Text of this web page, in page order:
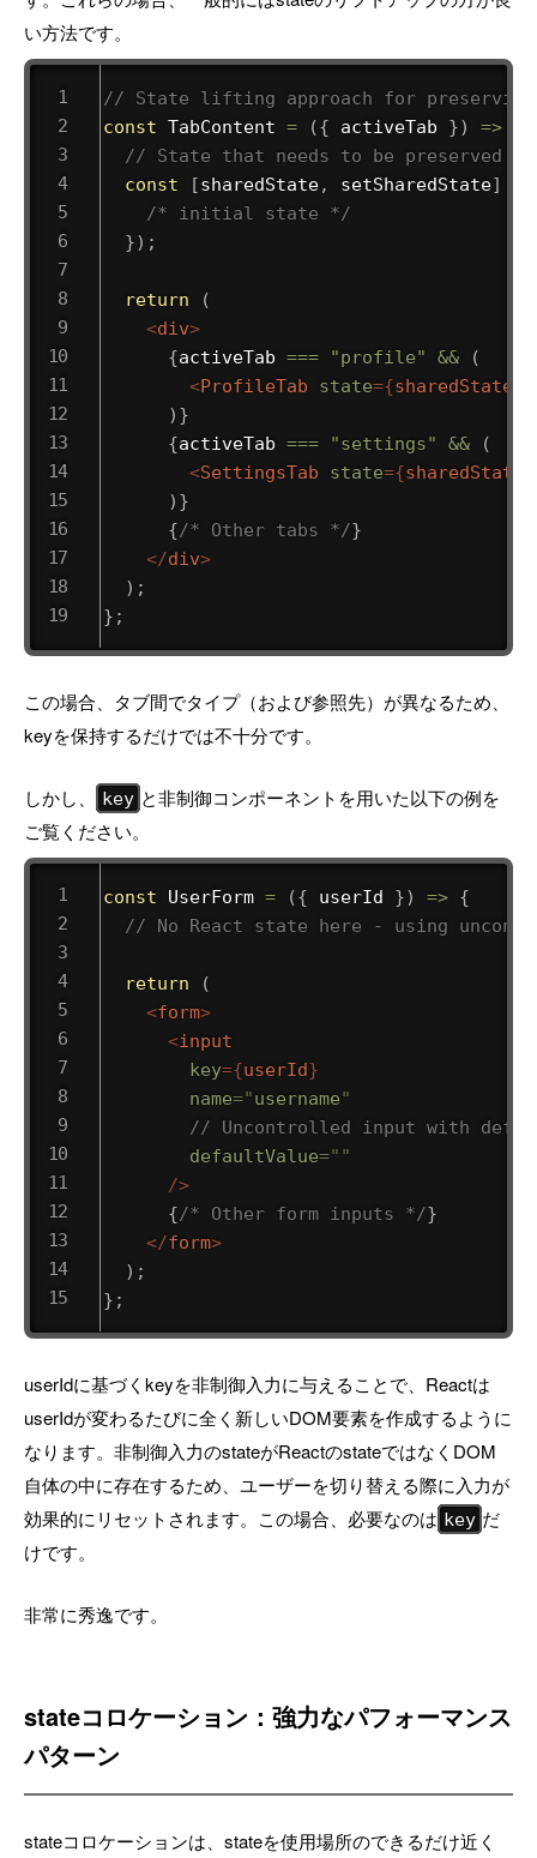
い方法です。
// State lifting approach for
const TabContent = ({ activeTab }) =>
// State that needs to be preserved
const
[sharedState, setSharedState]
/* initial state */
}) ;
return
(
<div>
{activeTab === "profile" &&
(
<ProfileTab state={sharedState
) }
{activeTab === "settings" &&
(
<SettingsTab state={sharedState
) }
{/* Other tabs */}
</div>
) ;
} ;
この場合、タブ間でタイプ（および参照先）が異なるため、
keyを保持するだけでは不十分です。
しかし、 key と非制御コンポーネントを用いた以下の例を
ご覧ください。
const UserForm = ({ userId }) => {
// No React state here - using
return
(
<form>
<input
key={userId}
name="username"
// Uncontrolled input with
defaultValue=" "
/>
{/* Other form inputs */}
</form>
) ;
} ;
userIdに基づくkeyを非制御入力に与えることで、Reactは
userIdが変わるたびに全く新しいDOM要素を作成するように
なります。非制御入力のstateがReactのstateではなくDOM
自体の中に存在するため、ユーザーを切り替える際に入力が
効果的にリセットされます。この場合、必要なのは key だ
けです。
非常に秀逸です。
stateコロケーション：強力なパフォーマンス
パターン
stateコロケーションは、stateを使用場所のできるだけ近く